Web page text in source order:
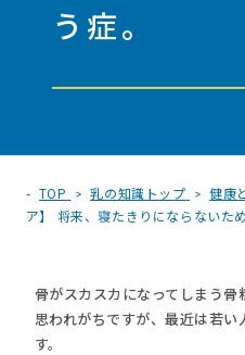
う症。
TOP 乳の知識トップ 健康
ア】 将来、寝たきりにならないた
骨がスカスカになってしまう
思われがちですが、最近は若い
す。